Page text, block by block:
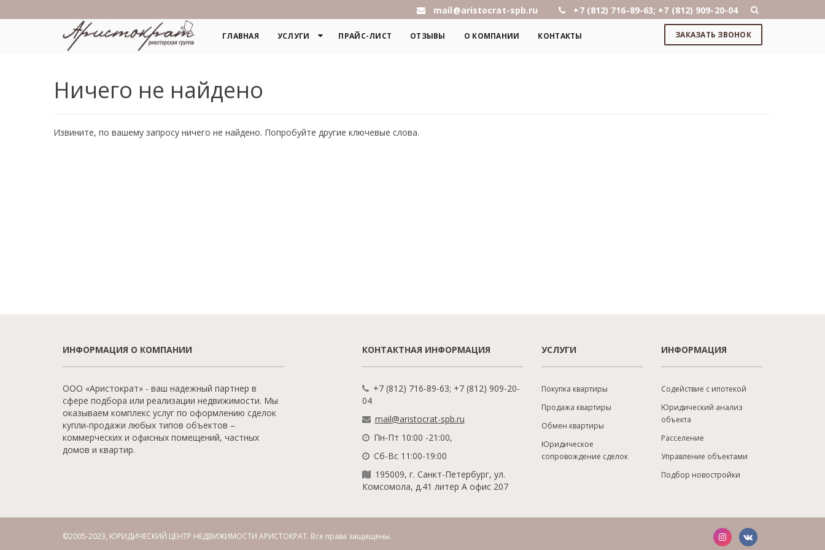
mail@aristocrat-spb.ru +7 (812) 716-89-63; +7 (812) 909-20-04
ГЛАВНАЯ УСЛУГИ ПРАЙС-ЛИСТ ОТЗЫВЫ О КОМПАНИИ КОНТАКТЫ ЗАКАЗАТЬ ЗВОНОК
Ничего не найдено
Извините, по вашему запросу ничего не найдено. Попробуйте другие ключевые слова.
ИНФОРМАЦИЯ О КОМПАНИИ
ООО «Аристократ» - ваш надежный партнер в
сфере подбора или реализации недвижимости. Мы
оказываем комплекс услуг по оформлению сделок
купли-продажи любых типов объектов –
коммерческих и офисных помещений, частных
домов и квартир.
КОНТАКТНАЯ ИНФОРМАЦИЯ
+7 (812) 716-89-63; +7 (812) 909-20-
04
mail@aristocrat-spb.ru
Пн-Пт 10:00 -21:00,
Сб-Вс 11:00-19:00
195009, г. Санкт-Петербург, ул.
Комсомола, д.41 литер А офис 207
УСЛУГИ
Покупка квартиры
Продажа квартиры
Обмен квартиры
Юридическое
сопровождение сделок
ИНФОРМАЦИЯ
Содействие с ипотекой
Юридический анализ
объекта
Расселение
Управление объектами
Подбор новостройки
©2005-2023, ЮРИДИЧЕСКИЙ ЦЕНТР НЕДВИЖИМОСТИ АРИСТОКРАТ. Все права защищены.